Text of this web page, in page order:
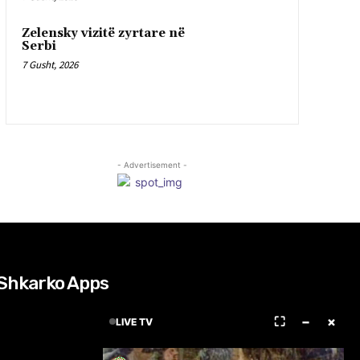
Zelensky vizitë zyrtare në
Serbi
7 Gusht, 2026
- Advertisement -
Apps
LIVE TV ⛶ − ×